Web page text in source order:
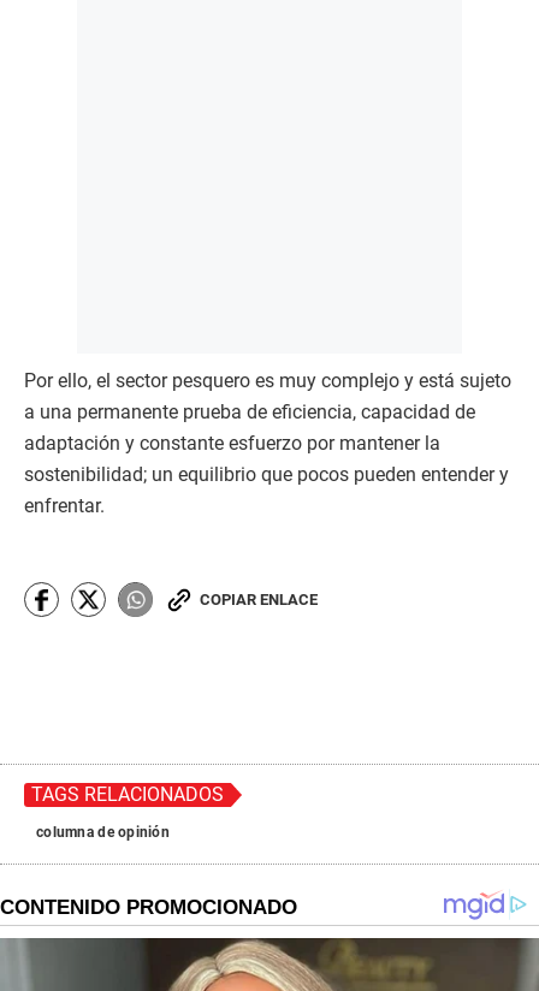
Por ello, el sector pesquero es muy complejo y está sujeto
a una permanente prueba de eficiencia, capacidad de
adaptación y constante esfuerzo por mantener la
sostenibilidad; un equilibrio que pocos pueden entender y
enfrentar.
COPIAR ENLACE
TAGS RELACIONADOS
columna de opinión